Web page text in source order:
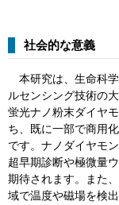
社会的な意義
本研究は、生命科
ルセンシング技術の
蛍光ナノ粉末ダイヤ
ち、既に一部で商用
です。ナノダイヤモ
超早期診断や極微量
期待されます。また
域で温度や磁場を検